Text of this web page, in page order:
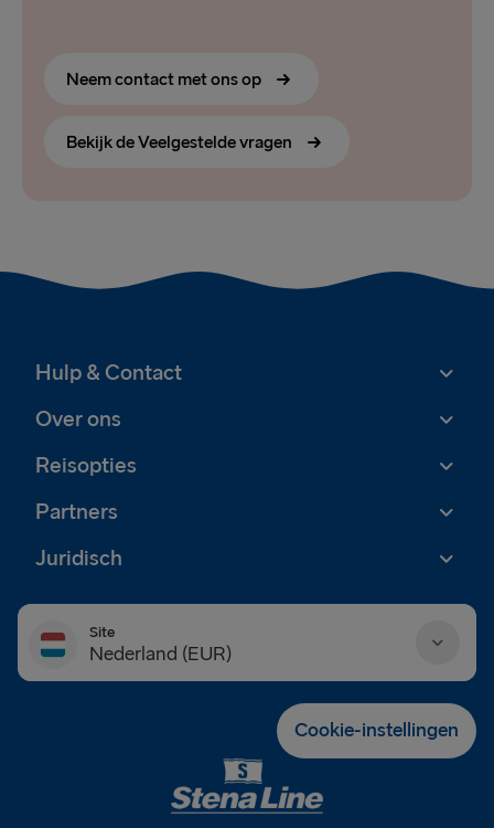
Neem contact met ons op
Bekijk de Veelgestelde vragen
Hulp & Contact
Over ons
Reisopties
Partners
Juridisch
Site
Nederland (EUR)
Cookie-instellingen